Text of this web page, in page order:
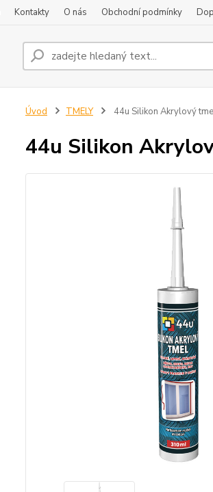
Kontakty O nás Obchodní podmínky
Úvod TMELY 44u Silikon Akrylový
44u Silikon